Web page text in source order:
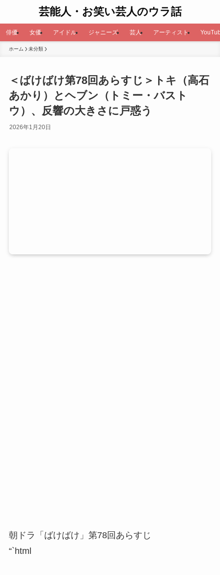
芸能人・お笑い芸人のウラ話
俳優 女優 アイドル ジャニーズ 芸人 アーティスト
ホーム 未分類
＜ばけばけ第78回あらすじ＞トキ（高石
あかり）とヘブン（トミー・バスト
ウ）、反響の大きさに戸惑う
2026年1月20日
朝ドラ「ばけばけ」第78回あらすじ
“`html